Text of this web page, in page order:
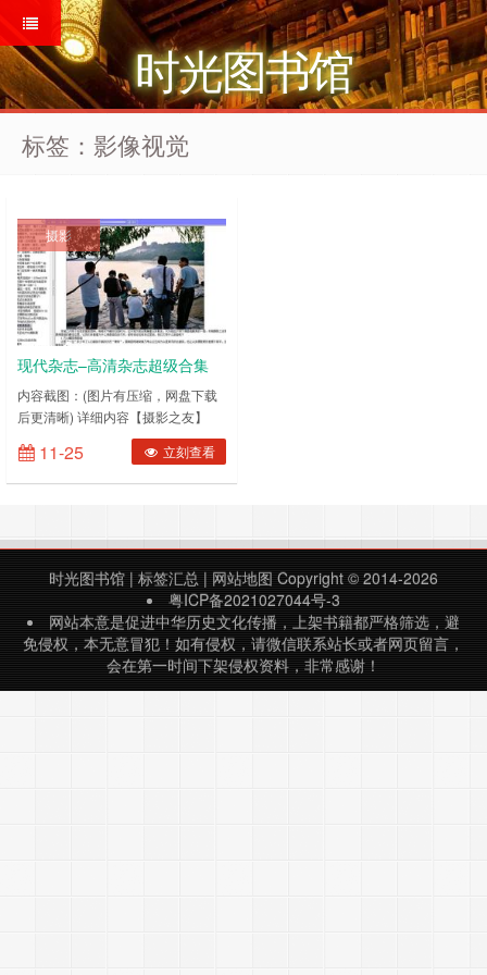
时光图书馆
标签：影像视觉
摄影
现代杂志–高清杂志超级合集
10000篇(摄影类)
内容截图：(图片有压缩，网盘下载
后更清晰) 详细内容【摄影之友】
【大众摄影】【摄影世界】【影像视
觉】【中国摄影】【数码摄影】【数
码摄影时代】【海峡摄影时报】……
11-25 立刻查看
时光图书馆 | 标签汇总 | 网站地图 Copyright © 2014-2026
粤ICP备2021027044号-3
网站本意是促进中华历史文化传播，上架书籍都严格筛选，避
免侵权，本无意冒犯！如有侵权，请微信联系站长或者网页留言，
会在第一时间下架侵权资料，非常感谢！